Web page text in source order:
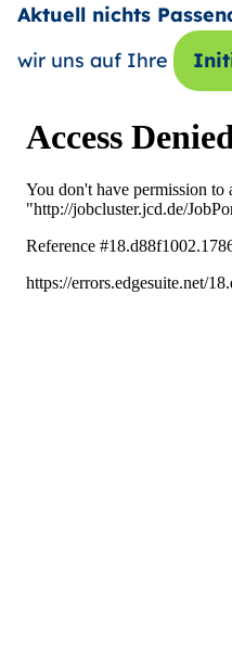
Aktuell nichts
wir uns auf Ihre